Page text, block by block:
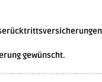
gewünscht.